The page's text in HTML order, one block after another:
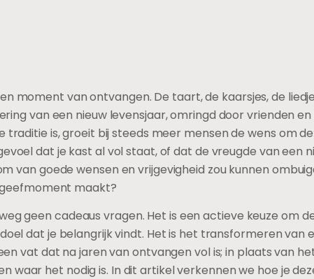
moment van ontvangen. De taart, de kaarsjes, de
van een nieuw levensjaar, omringd door vrienden
is, groeit bij steeds meer mensen de wens om
dat je kast al vol staat, of dat de vreugde van een
van goede wensen en vrijgevigheid zou kunnen
maakt?
geen cadeaus vragen. Het is een actieve keuze om
dat je belangrijk vindt. Het is het transformeren van
vat dat na jaren van ontvangen vol is; in plaats van
waar het nodig is. In dit artikel verkennen we hoe je